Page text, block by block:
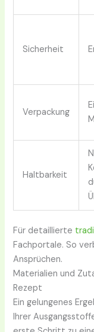
Sicherheit
Verpackung
Haltbarkeit
Für detaillierte
Fachportale. So
Ansprüchen.
Materialien und
Rezept
Ein gelungenes
Ihrer